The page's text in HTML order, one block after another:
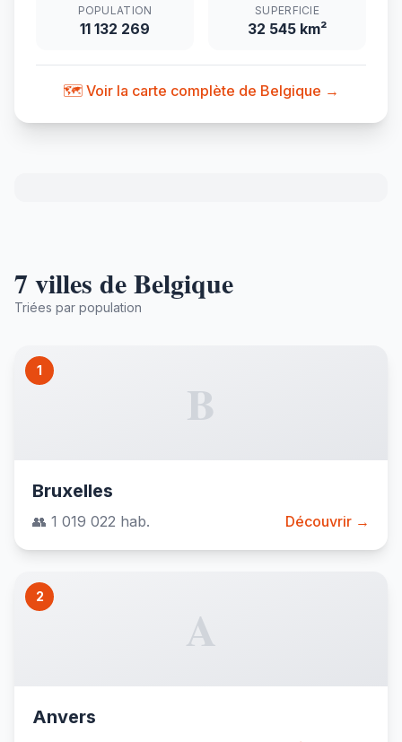
POPULATION
11 132 269
SUPERFICIE
32 545 km²
🗺️ Voir la carte complète de Belgique →
7 villes de Belgique
Triées par population
1
B
Bruxelles
👥 1 019 022 hab. Découvrir →
2
A
Anvers